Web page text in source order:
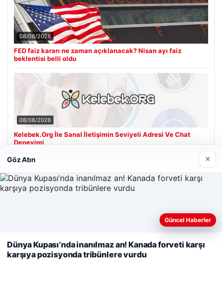
08/08/2026
FED faiz kararı ne zaman açıklanacak? Nisan ayı faiz
beklentisi belli oldu
08/08/2026
Kelebek.Org İle Sanal İletişimin Seviyeli Adresi Ve Chat
Deneyimi
Son Eklenen Firmalar
Web sitemizi nasıl kullandığınızı daha iyi anlayabilmek,
kullanıyoruz.
Çerez Politikamız
Reddet Kabul Et
Göz Atın ×
Güncel Haberler
Dünya Kupası’nda inanılmaz an! Kanada forveti karşı
karşıya pozisyonda tribünlere vurdu